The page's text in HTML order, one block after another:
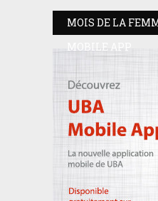
MOIS DE LA
MOBILE APP